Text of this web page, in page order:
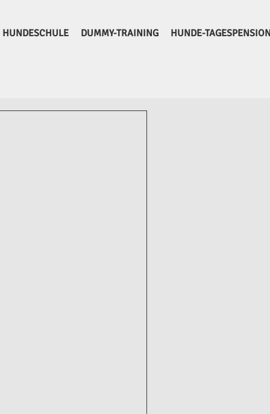
HUNDESCHULE DUMMY-TRAINING HUNDE-